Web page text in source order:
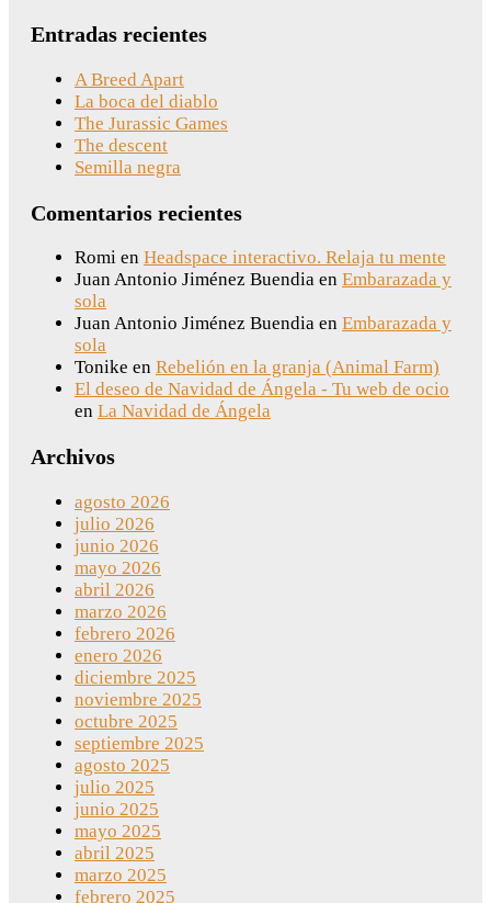
Entradas recientes
A Breed Apart
La boca del diablo
The Jurassic Games
The descent
Semilla negra
Comentarios recientes
Romi en Headspace interactivo. Relaja tu mente
Juan Antonio Jiménez Buendia en Embarazada y
sola
Juan Antonio Jiménez Buendia en Embarazada y
sola
Tonike en Rebelión en la granja (Animal Farm)
El deseo de Navidad de Ángela - Tu web de ocio
en La Navidad de Ángela
Archivos
agosto 2026
julio 2026
junio 2026
mayo 2026
abril 2026
marzo 2026
febrero 2026
enero 2026
diciembre 2025
noviembre 2025
octubre 2025
septiembre 2025
agosto 2025
julio 2025
junio 2025
mayo 2025
abril 2025
marzo 2025
febrero 2025